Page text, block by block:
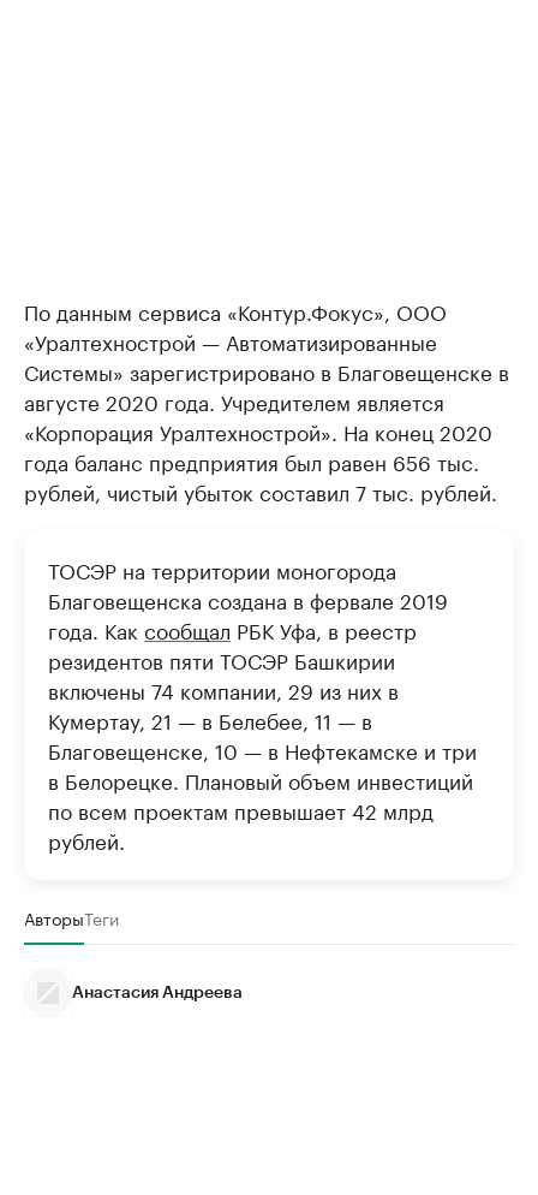
По данным сервиса «Контур.Фокус», ООО
«Уралтехнострой — Автоматизированные
Системы» зарегистрировано в Благовещенске в
августе 2020 года. Учредителем является
«Корпорация Уралтехнострой». На конец 2020
года баланс предприятия был равен 656 тыс.
рублей, чистый убыток составил 7 тыс. рублей.
ТОСЭР на территории моногорода
Благовещенска создана в фервале 2019
года. Как сообщал РБК Уфа, в реестр
резидентов пяти ТОСЭР Башкирии
включены 74 компании, 29 из них в
Кумертау, 21 — в Белебее, 11 — в
Благовещенске, 10 — в Нефтекамске и три
в Белорецке. Плановый объем инвестиций
по всем проектам превышает 42 млрд
рублей.
АвторыТеги
Анастасия Андреева